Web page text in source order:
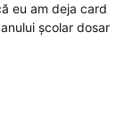
eu am deja card
școlar dosar